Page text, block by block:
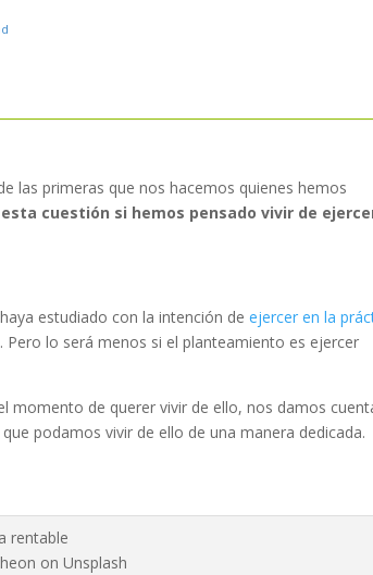
las primeras que nos hacemos quienes hemos
cuestión si hemos pensado vivir de
estudiado con la intención de ejercer en la
lo será menos si el planteamiento es ejercer
momento de querer vivir de ello, nos damos
que podamos vivir de ello de una manera dedicada.
on Unsplash